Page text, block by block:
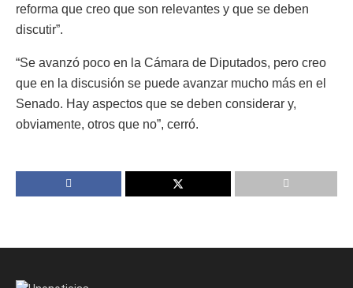
reforma que creo que son relevantes y que se deben
discutir”.
“Se avanzó poco en la Cámara de Diputados, pero creo
que en la discusión se puede avanzar mucho más en el
Senado. Hay aspectos que se deben considerar y,
obviamente, otros que no”, cerró.